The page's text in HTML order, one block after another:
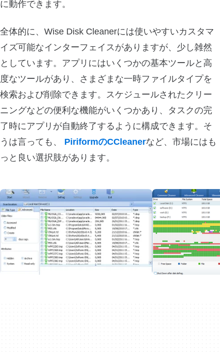
に動作できます。
全体的に、Wise Disk Cleanerには使いやすいカスタマ
イズ可能なインターフェイスがありますが、少し雑然
としています。アプリにはいくつかの基本ツールと高
度なツールがあり、さまざまな一時ファイルタイプを
検索および削除できます。スケジュールされたクリー
ニングなどの便利な機能がいくつかあり、タスクの完
了時にアプリが自動終了するように構成できます。そ
うは言っても、 PiriformのCCleanerなど、市場にはも
っと良い選択肢があります。